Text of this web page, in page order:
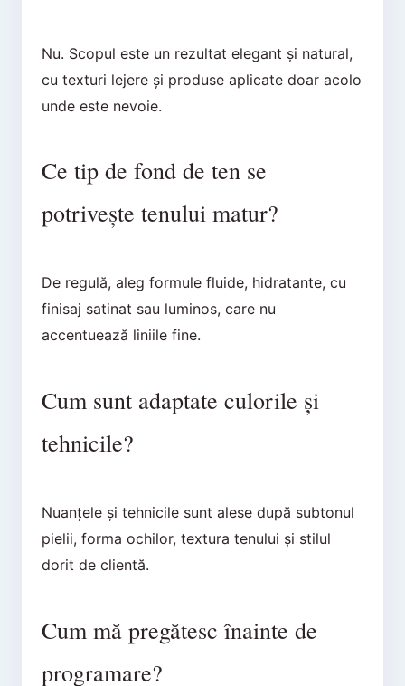
Nu. Scopul este un rezultat elegant și natural,
cu texturi lejere și produse aplicate doar acolo
unde este nevoie.
Ce tip de fond de ten se
potrivește tenului matur?
De regulă, aleg formule fluide, hidratante, cu
finisaj satinat sau luminos, care nu
accentuează liniile fine.
Cum sunt adaptate culorile și
tehnicile?
Nuanțele și tehnicile sunt alese după subtonul
pielii, forma ochilor, textura tenului și stilul
dorit de clientă.
Cum mă pregătesc înainte de
programare?